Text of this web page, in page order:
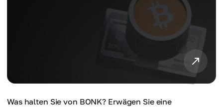
Was halten Sie von BONK? Erwägen Sie eine